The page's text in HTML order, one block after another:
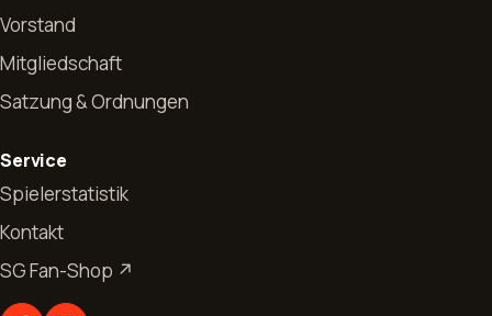
Vorstand
Mitgliedschaft
Satzung & Ordnungen
Service
Spielerstatistik
Kontakt
SG Fan-Shop ↗
News
Allgemeines
Jugendfussball
Verein
Abteilungen